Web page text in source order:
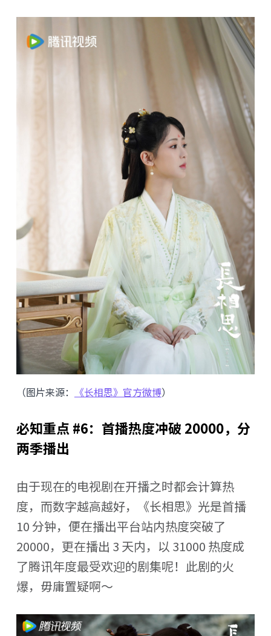
（图片来源： 《长相思》官方微博）
必知重点 #6：首播热度冲破 20000，分
两季播出
由于现在的电视剧在开播之时都会计算热
度，而数字越高越好，《长相思》光是首播
10 分钟，便在播出平台站内热度突破了
20000，更在播出 3 天内，以 31000 热度成
了腾讯年度最受欢迎的剧集呢！此剧的火
爆，毋庸置疑啊～